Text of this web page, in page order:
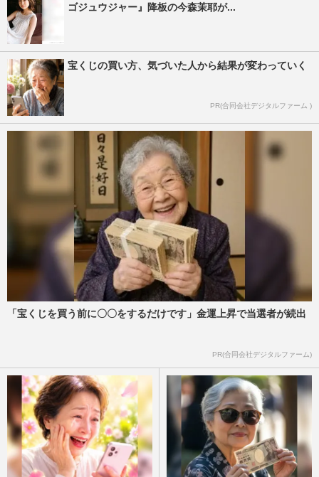
ゴジュウジャー』降板の今森茉耶が...
宝くじの買い方、気づいた人から結果が変わっていく
PR(合同会社デジタルファーム )
「宝くじを買う前に〇〇をするだけです」金運上昇で当選者が続出
PR(合同会社デジタルファーム)